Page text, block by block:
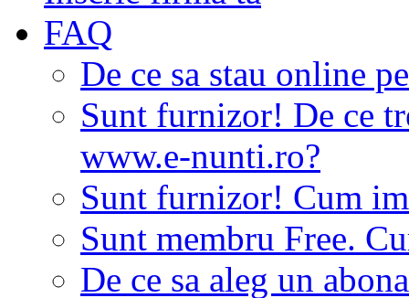
FAQ
De ce sa stau online
Sunt furnizor! De ce
www.e-nunti.ro?
Sunt furnizor! Cum
Sunt membru Free.
De ce sa aleg un